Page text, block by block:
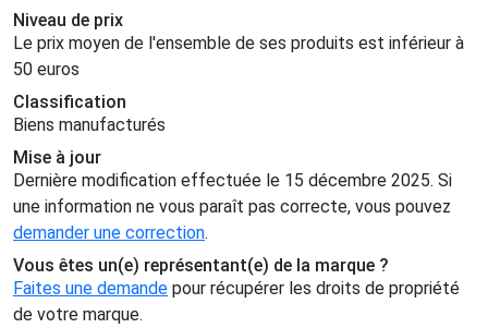
Niveau de prix
Le prix moyen de l'ensemble de ses produits est inférieur à
50 euros
Classification
Biens manufacturés
Mise à jour
Dernière modification effectuée le 15 décembre 2025. Si
une information ne vous paraît pas correcte, vous pouvez
demander une correction.
Vous êtes un(e) représentant(e) de la marque ?
Faites une demande pour récupérer les droits de propriété
de votre marque.